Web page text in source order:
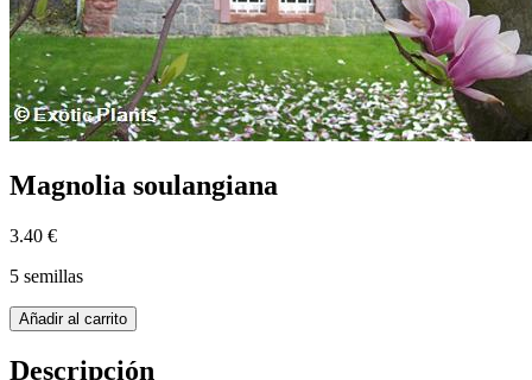
Magnolia soulangiana
3.40 €
5 semillas
Añadir al carrito
Descripción